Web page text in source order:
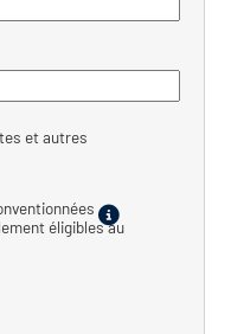
et autres
éligibles au